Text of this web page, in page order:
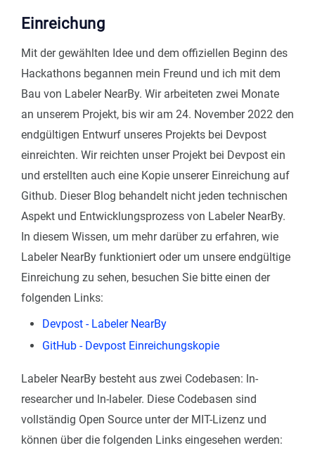
Einreichung
Mit der gewählten Idee und dem offiziellen Beginn des
Hackathons begannen mein Freund und ich mit dem
Bau von Labeler NearBy. Wir arbeiteten zwei Monate
an unserem Projekt, bis wir am 24. November 2022 den
endgültigen Entwurf unseres Projekts bei Devpost
einreichten. Wir reichten unser Projekt bei Devpost ein
und erstellten auch eine Kopie unserer Einreichung auf
Github. Dieser Blog behandelt nicht jeden technischen
Aspekt und Entwicklungsprozess von Labeler NearBy.
In diesem Wissen, um mehr darüber zu erfahren, wie
Labeler NearBy funktioniert oder um unsere endgültige
Einreichung zu sehen, besuchen Sie bitte einen der
folgenden Links:
Devpost - Labeler NearBy
GitHub - Devpost Einreichungskopie
Labeler NearBy besteht aus zwei Codebasen: ln-
researcher und ln-labeler. Diese Codebasen sind
vollständig Open Source unter der MIT-Lizenz und
können über die folgenden Links eingesehen werden: